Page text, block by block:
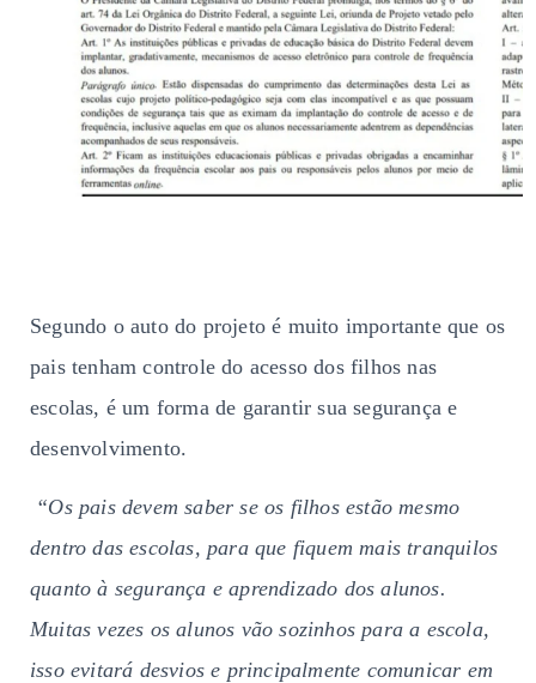
Segundo o auto do projeto é muito importante que os
pais tenham controle do acesso dos filhos nas
escolas, é um forma de garantir sua segurança e
desenvolvimento.
“Os pais devem saber se os filhos estão mesmo
dentro das escolas, para que fiquem mais tranquilos
quanto à segurança e aprendizado dos alunos.
Muitas vezes os alunos vão sozinhos para a escola,
isso evitará desvios e principalmente comunicar em